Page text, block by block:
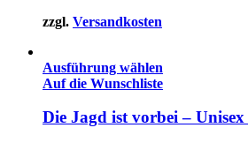
zzgl. Versandkosten
Ausführung wählen
Auf die Wunschliste
Die Jagd ist vorbei –